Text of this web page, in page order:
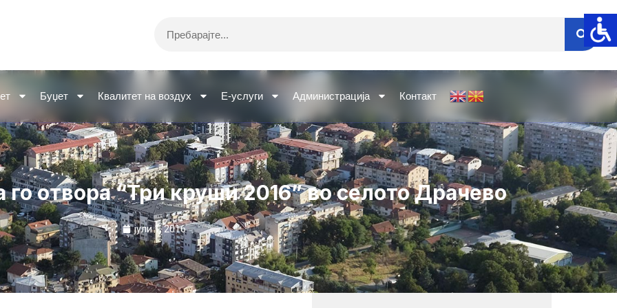
Буџет Квалитет на воздух Е-услуги Администрација Контакт
го отвора “Три круши 2016” во селото Драчево
јули 1, 2016